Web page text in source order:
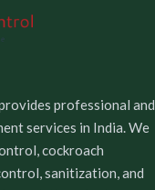
professional and
services in India. We
cockroach
sanitization, and